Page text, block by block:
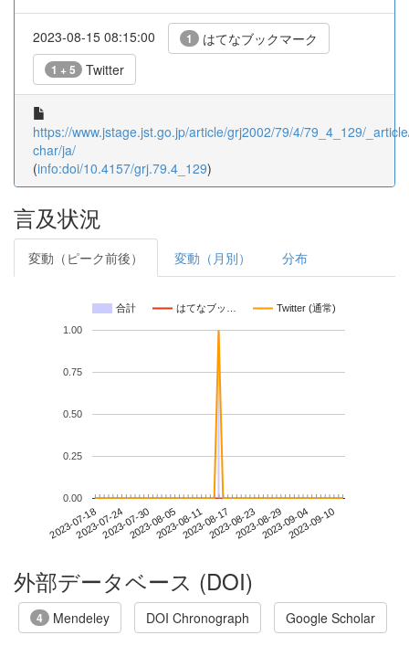
2023-08-15 08:15:00 1 はてなブックマーク
1 + 5 Twitter
https://www.jstage.jst.go.jp/article/grj2002/79/4/79_4_129/
char/ja/
(info:doi/10.4157/grj.79.4_129)
言及状況
変動（ピーク前後） 変動（月別） 分布
合計 はてなブッ… Twitter (通常)
2023-07-182023-07-242023-07-302023-08-052023-08-112023-08-172023-08-232023-08-292023-09-042023-09-10
0.00
0.25
0.50
0.75
1.00
外部データベース (DOI)
4 Mendeley DOI Chronograph Google Scholar